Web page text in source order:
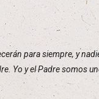
para siempre, y
Yo y el Padre somos